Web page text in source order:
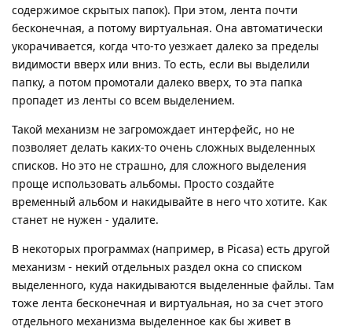
содержимое скрытых папок). При этом, лента почти
бесконечная, а потому виртуальная. Она автоматически
укорачивается, когда что-то уезжает далеко за пределы
видимости вверх или вниз. То есть, если вы выделили
папку, а потом промотали далеко вверх, то эта папка
пропадет из ленты со всем выделением.
Такой механизм не загромождает интерфейс, но не
позволяет делать каких-то очень сложных выделенных
списков. Но это не страшно, для сложного выделения
проще использовать альбомы. Просто создайте
временный альбом и накидывайте в него что хотите. Как
станет не нужен - удалите.
В некоторых программах (например, в Picasa) есть другой
механизм - некий отдельных раздел окна со списком
выделенного, куда накидываются выделенные файлы. Там
тоже лента бесконечная и виртуальная, но за счет этого
отдельного механизма выделенное как бы живет в